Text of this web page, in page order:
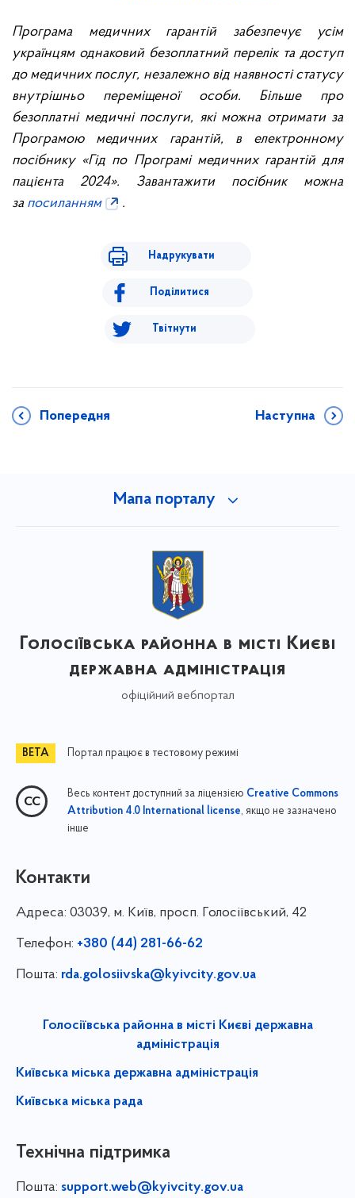
Програма медичних гарантій забезпечує усім
українцям однаковий безоплатний перелік та доступ
до медичних послуг, незалежно від наявності статусу
внутрішньо переміщеної особи. Більше про
безоплатні медичні послуги, які можна отримати за
Програмою медичних гарантій, в електронному
посібнику «Гід по Програмі медичних гарантій для
пацієнта 2024». Завантажити посібник можна
за посиланням .
Надрукувати
Поділитися
Твітнути
Попередня Наступна
Мапа порталу
Голосіївська районна в місті Києві
державна адміністрація
офіційний вебпортал
Портал працює в тестовому режимі
Весь контент доступний за ліцензією Creative Commons
Attribution 4.0 International license, якщо не зазначено
інше
Контакти
Адреса: 03039, м. Київ, просп. Голосіївський, 42
Телефон: +380 (44) 281-66-62
Пошта: rda.golosiivska@kyivcity.gov.ua
Голосіївська районна в місті Києві державна
адміністрація
Київська міська державна адміністрація
Київська міська рада
Технічна підтримка
Пошта: support.web@kyivcity.gov.ua